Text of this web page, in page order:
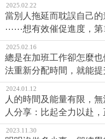
2025.02.22
當別人拖延而耽誤自己的
⋯⋯想有效催促進度，第
2025.02.16
總是在加班工作卻怎麼
法重新分配時間，就能提
2024.01.12
人的時間及能量有限，
人分享：比起全力以赴
2023.11.30